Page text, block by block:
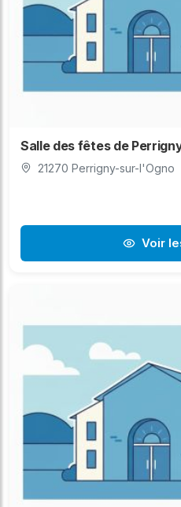
Salle des fêtes de
21270 Perrigny-sur-l'Ogno
Voir